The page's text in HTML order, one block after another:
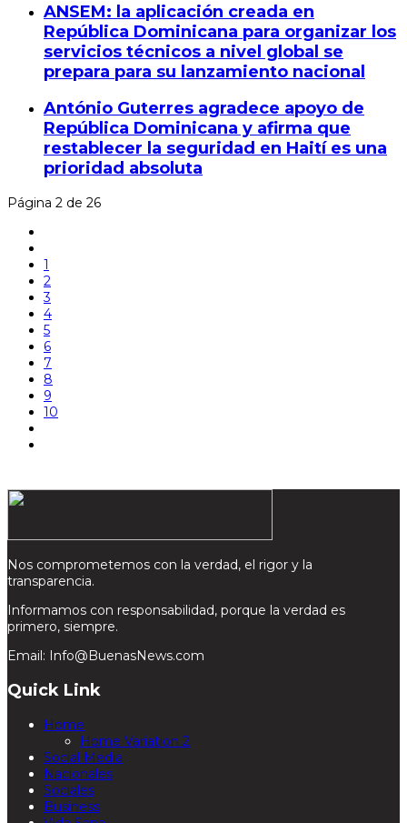
ANSEM: la aplicación creada en
República Dominicana para organizar los
servicios técnicos a nivel global se
prepara para su lanzamiento nacional
António Guterres agradece apoyo de
República Dominicana y afirma que
restablecer la seguridad en Haití es una
prioridad absoluta
Página 2 de 26
1
2
3
4
5
6
7
8
9
10
Nos comprometemos con la verdad, el rigor y la
transparencia.
Informamos con responsabilidad, porque la verdad es
primero, siempre.
Email: Info@BuenasNews.com
Quick Link
Home
Home Variation 2
Social Media
Nacionales
Sociales
Business